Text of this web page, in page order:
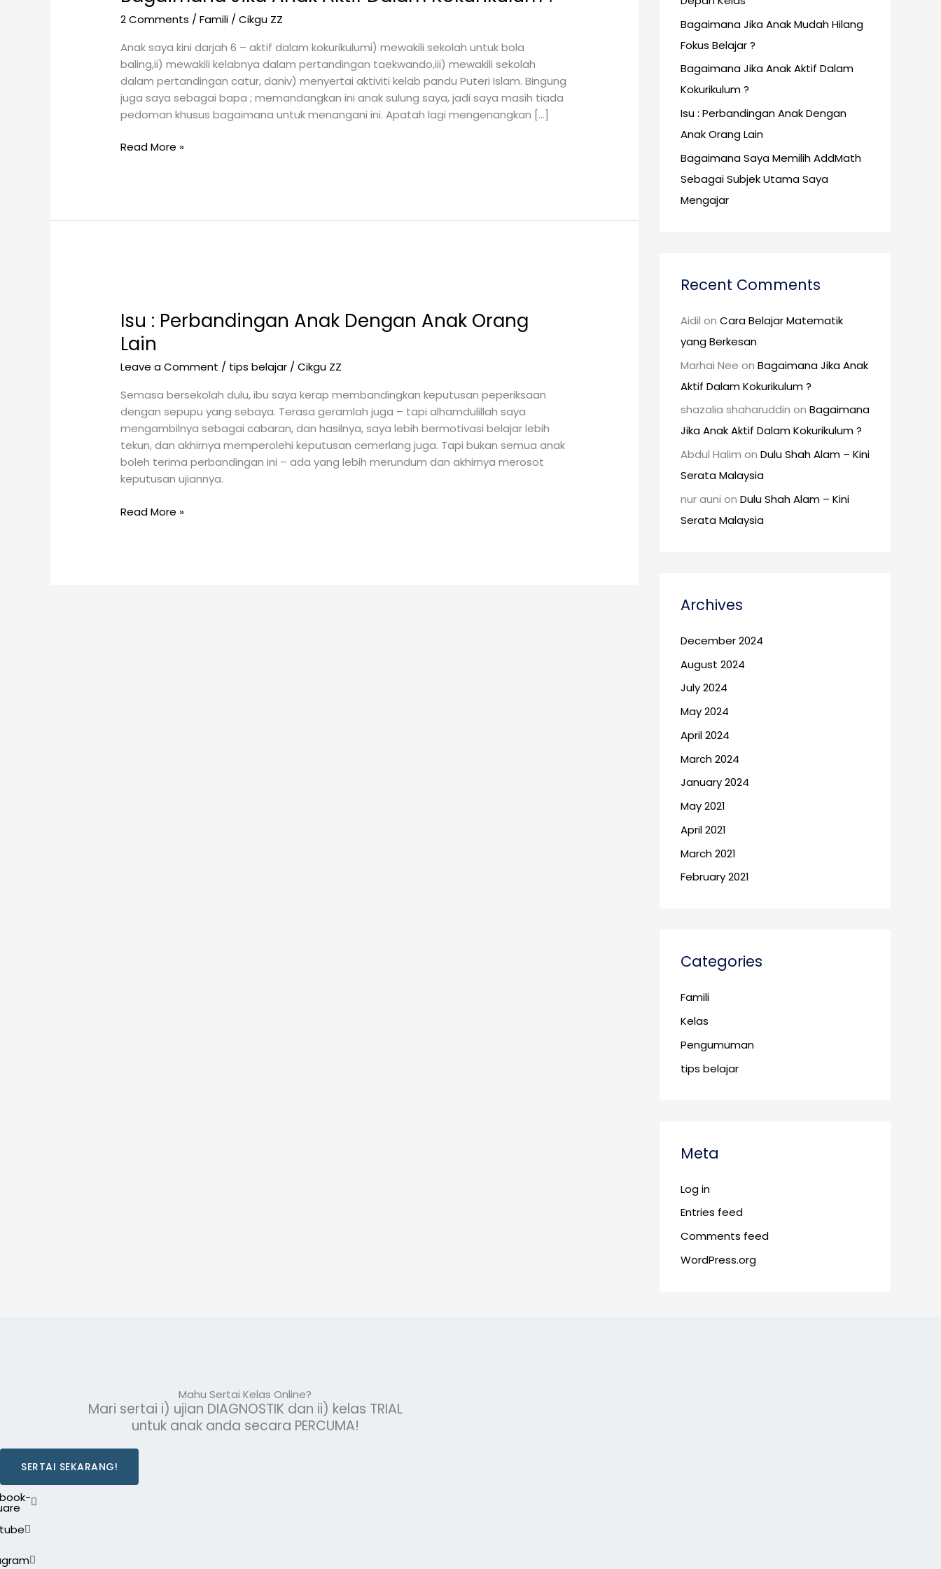
2 Comments /Famili /Cikgu ZZ
Anak saya kini darjah 6 – aktif dalam kokurikulumi) mewakili sekolah untuk bola
baling,ii) mewakili kelabnya dalam pertandingan taekwando,iii) mewakili sekolah
dalam pertandingan catur, daniv) menyertai aktiviti kelab pandu Puteri Islam. Bingung
juga saya sebagai bapa ; memandangkan ini anak sulung saya, jadi saya masih tiada
pedoman khusus bagaimana untuk menangani ini. Apatah lagi mengenangkan […]
Dalam
Kokurikulum
?
Read More »
Isu : Perbandingan Anak Dengan Anak Orang
Lain
Leave a Comment / tips belajar /Cikgu ZZ
Semasa bersekolah dulu, ibu saya kerap membanding­kan keputusan peperiksaan
dengan sepupu yang sebaya. Terasa geramlah juga – tapi alhamdulillah saya
mengambilnya sebagai cabaran, dan hasilnya, saya lebih bermotivasi belajar lebih
tekun, dan akhirnya memperolehi keputusan cemerlang juga. Tapi bukan semua anak
boleh terima perbandingan ini – ada yang lebih merundum dan akhirnya merosot
keputusan ujiannya.
Perbandingan
Anak
Dengan
Anak
Lain
Read More »
r
:
Bagaimana Jika Anak Mudah Hilang
Fokus Belajar ?
Bagaimana Jika Anak Aktif Dalam
Kokurikulum ?
Isu : Perbandingan Anak Dengan
Anak Orang Lain
Bagaimana Saya Memilih AddMath
Sebagai Subjek Utama Saya
Mengajar
Recent Comments
Aidil on Cara Belajar Matematik
yang Berkesan
Marhai Nee on Bagaimana Jika Anak
Aktif Dalam Kokurikulum ?
shazalia shaharuddin on Bagaimana
Jika Anak Aktif Dalam Kokurikulum ?
Abdul Halim on Dulu Shah Alam – Kini
Serata Malaysia
nur auni on Dulu Shah Alam – Kini
Serata Malaysia
Archives
December 2024
August 2024
July 2024
May 2024
April 2024
March 2024
January 2024
May 2021
April 2021
March 2021
February 2021
Categories
Famili
Kelas
Pengumuman
tips belajar
Meta
Log in
Entries feed
Comments feed
WordPress.org
Mahu Sertai Kelas Online?
Mari sertai i) ujian DIAGNOSTIK dan ii) kelas TRIAL
untuk anak anda secara PERCUMA!
SERTAI SEKARANG!